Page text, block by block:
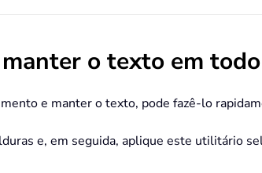
o texto em
e manter o texto, pode fazê-lo
e, em seguida, aplique este utilitário